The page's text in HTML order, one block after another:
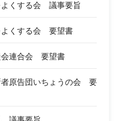
よくする会 議事要旨
よくする会 要望書
会連合会 要望書
者原告団いちょうの会 要